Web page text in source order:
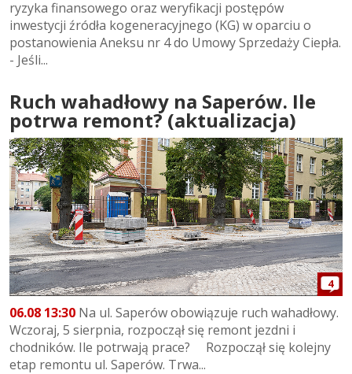
ryzyka finansowego oraz weryfikacji postępów
inwestycji źródła kogeneracyjnego (KG) w oparciu o
postanowienia Aneksu nr 4 do Umowy Sprzedaży Ciepła.
- Jeśli...
Ruch wahadłowy na Saperów. Ile
potrwa remont? (aktualizacja)
4
06.08 13:30 Na ul. Saperów obowiązuje ruch wahadłowy.
Wczoraj, 5 sierpnia, rozpoczął się remont jezdni i
chodników. Ile potrwają prace? Rozpoczął się kolejny
etap remontu ul. Saperów. Trwa...